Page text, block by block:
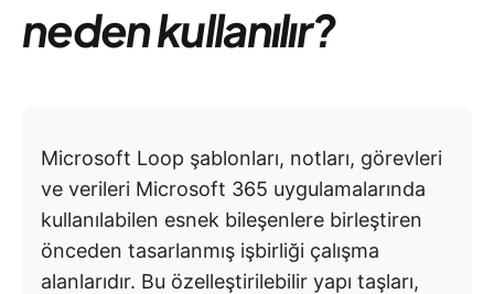
neden kullanılır?
Microsoft Loop şablonları, notları, görevleri
ve verileri Microsoft 365 uygulamalarında
kullanılabilen esnek bileşenlere birleştiren
önceden tasarlanmış işbirliği çalışma
alanlarıdır. Bu özelleştirilebilir yapı taşları,